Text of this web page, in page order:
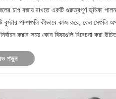
চাপ বজায় রাখতে একটি গুরুত্বপূর্ণ ভূমিকা
বুস্টার পাম্পগুলি কীভাবে কাজ করে, কেন সেগুলি
করার সময় কোন বিষয়গুলি বিবেচনা করা
পড়ুন